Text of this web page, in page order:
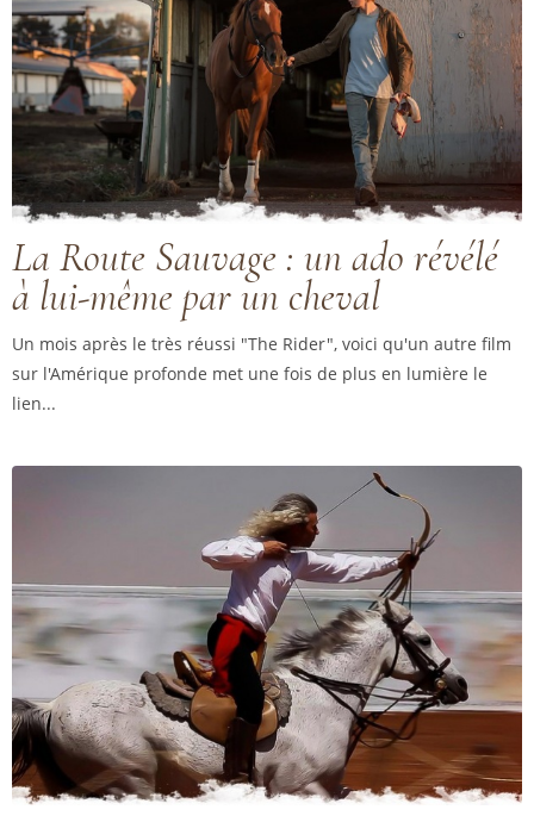
La Route Sauvage : un ado révélé
à lui-même par un cheval
Un mois après le très réussi "The Rider", voici qu'un autre film
sur l'Amérique profonde met une fois de plus en lumière le
lien...